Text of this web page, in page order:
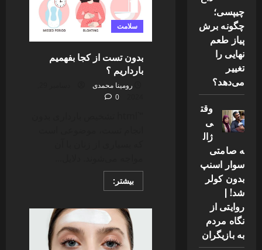
سلامت
بدون تست از کجا بفهمیم
بارداریم ؟
رومینا محمدی
0
بیشتر:Read
more
تست
از
کجا
بفهمیم
بارداریم
چیپسی؛
چگونه برش
پیاز طعم
نهایی را
تغییر
می‌دهد؟
وقت
ی
ژال
ه صامتی
سوار اسنپ
بدون کولر
شد! |
روایتی از
نگاه مردم
به بازیگران